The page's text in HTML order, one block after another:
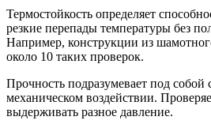
Термостойкость определяет
резкие перепады температуры без
Например, конструкции из
около 10 таких проверок.
Прочность подразумевает под собой
механическом воздействии.
выдерживать разное давление.